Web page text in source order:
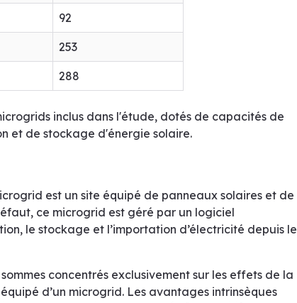
92
253
288
inclus dans l'étude, dotés de capacités de
et de stockage d'énergie solaire.
est un site équipé de panneaux solaires et de
ce microgrid est géré par un logiciel
le stockage et l’importation d’électricité depuis le
concentrés exclusivement sur les effets de la
d’un microgrid. Les avantages intrinsèques